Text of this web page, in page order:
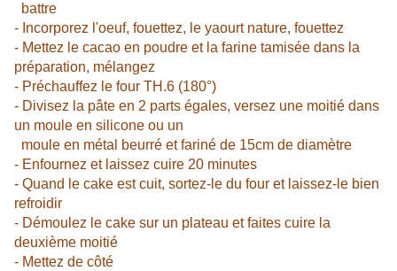
battre
- Incorporez l'oeuf, fouettez, le yaourt nature, fouettez
- Mettez le cacao en poudre et la farine tamisée dans la
préparation, mélangez
- Préchauffez le four TH.6 (180°)
- Divisez la pâte en 2 parts égales, versez une moitié dans
un moule en silicone ou un
moule en métal beurré et fariné de 15cm de diamètre
- Enfournez et laissez cuire 20 minutes
- Quand le cake est cuit, sortez-le du four et laissez-le bien
refroidir
- Démoulez le cake sur un plateau et faites cuire la
deuxième moitié
- Mettez de côté